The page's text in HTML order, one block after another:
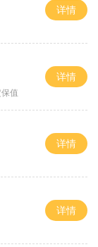
详情
值
详情
详情
详情